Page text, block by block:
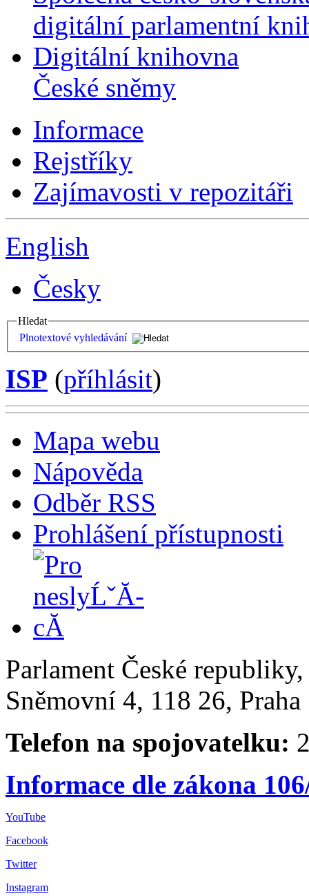
digitální parlamentní
Digitální knihovna
České sněmy
Informace
Rejstříky
Zajímavosti v repozitáři
English
Česky
Hledat
Plnotextové vyhledávání
ISP (příhlásit)
Mapa webu
Nápověda
Odběr RSS
Prohlášení přístupnosti
Parlament České
Sněmovní 4, 118 26,
Telefon na spojovatelku:
Informace dle zákona
YouTube
Facebook
Twitter
Instagram